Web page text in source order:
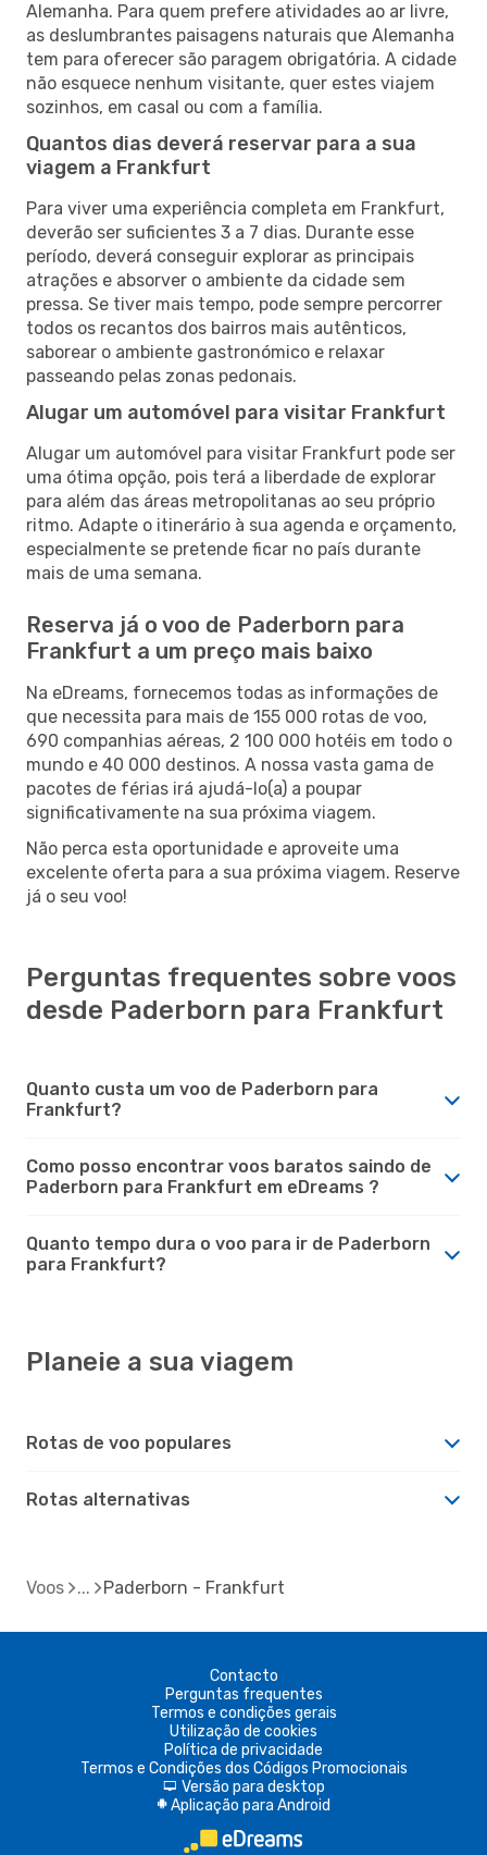
Alemanha. Para quem prefere atividades ao ar livre,
as deslumbrantes paisagens naturais que Alemanha
tem para oferecer são paragem obrigatória. A cidade
não esquece nenhum visitante, quer estes viajem
sozinhos, em casal ou com a família.
Quantos dias deverá reservar para a sua
viagem a Frankfurt
Para viver uma experiência completa em Frankfurt,
deverão ser suficientes 3 a 7 dias. Durante esse
período, deverá conseguir explorar as principais
atrações e absorver o ambiente da cidade sem
pressa. Se tiver mais tempo, pode sempre percorrer
todos os recantos dos bairros mais autênticos,
saborear o ambiente gastronómico e relaxar
passeando pelas zonas pedonais.
Alugar um automóvel para visitar Frankfurt
Alugar um automóvel para visitar Frankfurt pode ser
uma ótima opção, pois terá a liberdade de explorar
para além das áreas metropolitanas ao seu próprio
ritmo. Adapte o itinerário à sua agenda e orçamento,
especialmente se pretende ficar no país durante
mais de uma semana.
Reserva já o voo de Paderborn para
Frankfurt a um preço mais baixo
Na eDreams, fornecemos todas as informações de
que necessita para mais de 155 000 rotas de voo,
690 companhias aéreas, 2 100 000 hotéis em todo o
mundo e 40 000 destinos. A nossa vasta gama de
pacotes de férias irá ajudá-lo(a) a poupar
significativamente na sua próxima viagem.
Não perca esta oportunidade e aproveite uma
excelente oferta para a sua próxima viagem. Reserve
já o seu voo!
Perguntas frequentes sobre voos
desde Paderborn para Frankfurt
Quanto custa um voo de Paderborn para
Frankfurt?
Como posso encontrar voos baratos saindo de
Paderborn para Frankfurt em eDreams ?
Quanto tempo dura o voo para ir de Paderborn
para Frankfurt?
Planeie a sua viagem
Rotas de voo populares
Rotas alternativas
Voos Paderborn - Frankfurt
Contacto
Perguntas frequentes
Termos e condições gerais
Utilização de cookies
Política de privacidade
Termos e Condições dos Códigos Promocionais
d Versão para desktop
A Aplicação para Android